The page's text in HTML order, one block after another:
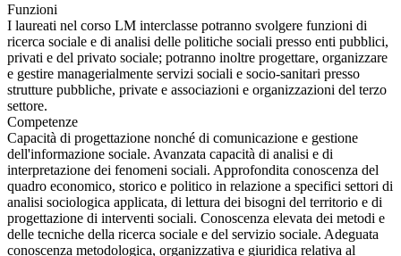
Funzioni
I laureati nel corso LM interclasse potranno svolgere funzioni di
ricerca sociale e di analisi delle politiche sociali presso enti pubblici,
privati e del privato sociale; potranno inoltre progettare, organizzare
e gestire managerialmente servizi sociali e socio-sanitari presso
strutture pubbliche, private e associazioni e organizzazioni del terzo
settore.
Competenze
Capacità di progettazione nonché di comunicazione e gestione
dell'informazione sociale. Avanzata capacità di analisi e di
interpretazione dei fenomeni sociali. Approfondita conoscenza del
quadro economico, storico e politico in relazione a specifici settori di
analisi sociologica applicata, di lettura dei bisogni del territorio e di
progettazione di interventi sociali. Conoscenza elevata dei metodi e
delle tecniche della ricerca sociale e del servizio sociale. Adeguata
conoscenza metodologica, organizzativa e giuridica relativa al